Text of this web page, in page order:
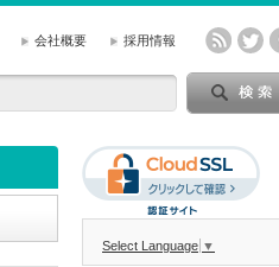
会社概要 採用情報
Select Language ▼